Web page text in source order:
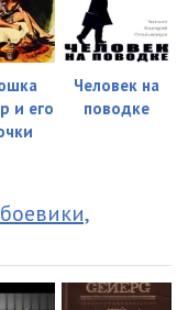
и его
Человек на
поводке